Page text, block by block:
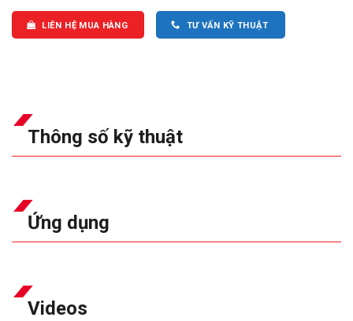
LIÊN HỆ MUA HÀNG TƯ VẤN KỸ THUẬT
Thông số kỹ thuật
Ứng dụng
Videos